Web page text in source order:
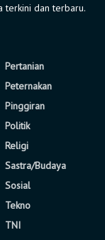
terkini dan terbaru.
Pertanian
Peternakan
Pinggiran
Politik
Religi
Sastra/Budaya
Sosial
Tekno
TNI